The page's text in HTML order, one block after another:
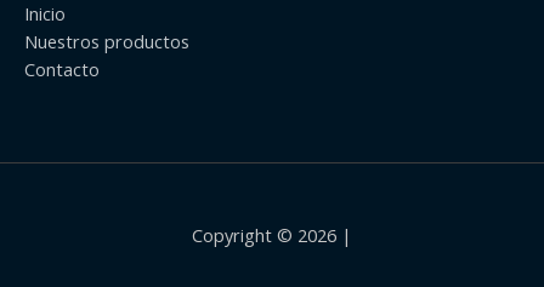
Inicio
Nuestros productos
Contacto
Copyright © 2026 |